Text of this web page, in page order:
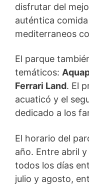
disfrutar del
auténtica
mediterraneos
El parque
temáticos:
Ferrari Land. El
acuaticó y el
dedicado a los
El horario del
año. Entre abril
todos los días
julio y agosto,